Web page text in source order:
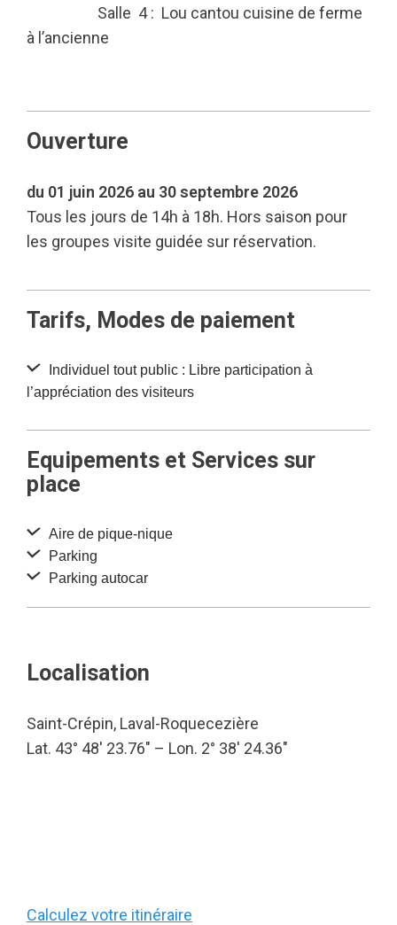
Salle 4 : Lou cantou cuisine de ferme
à l’ancienne
Ouverture
du 01 juin 2026 au 30 septembre 2026
Tous les jours de 14h à 18h. Hors saison pour
les groupes visite guidée sur réservation.
Tarifs, Modes de paiement
Individuel tout public : Libre participation à
l’appréciation des visiteurs
Equipements et Services sur
place
Aire de pique-nique
Parking
Parking autocar
Localisation
Saint-Crépin, Laval-Roquecezière
Lat. 43° 48′ 23.76″ – Lon. 2° 38′ 24.36″
Calculez votre itinéraire